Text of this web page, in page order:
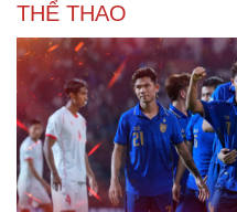
THỂ THAO